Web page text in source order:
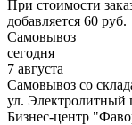
При стоимости
добавляется 60 руб.
Самовывоз
сегодня
7 августа
Самовывоз со
ул. Электролитный
Бизнес-центр